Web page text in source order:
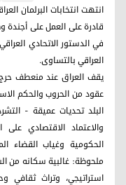
انتهت انتخابات البرلمان
قادرة على العمل على
في الدستور الاتحادي
العراقي بالتساوى.
عقود من الحروب والحكم
البلد تحديات عميقة -
والاعتماد الاقتصادي
الحكومية وغياب القضاء
ملحوظة: غالبية سكانه من
استراتيجي، وتراث